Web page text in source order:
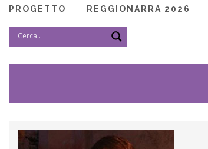
PROGETTO REGGIONARRA 2026